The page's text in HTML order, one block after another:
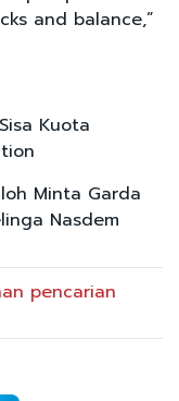
and balance,”
Kuota
Minta Garda
Nasdem
pencarian